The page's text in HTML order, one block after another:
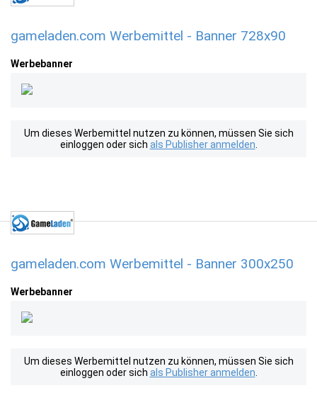
gameladen.com Werbemittel - Banner 728x90
Werbebanner
Um dieses Werbemittel nutzen zu können, müssen Sie sich
einloggen oder sich als Publisher anmelden
gameladen.com Werbemittel - Banner 300x250
Werbebanner
Um dieses Werbemittel nutzen zu können, müssen Sie sich
einloggen oder sich als Publisher anmelden